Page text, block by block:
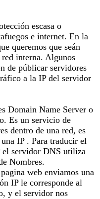
escasa o
e internet. En la
queremos que seán
interna. Algunos
de públicar servidores
a la IP del servidor
Domain Name Server o
Es un servicio de
dentro de una red, es
IP . Para traducir el
el servidor DNS utiliza
Nombres.
web enviamos una
IP le corresponde al
y el servidor nos